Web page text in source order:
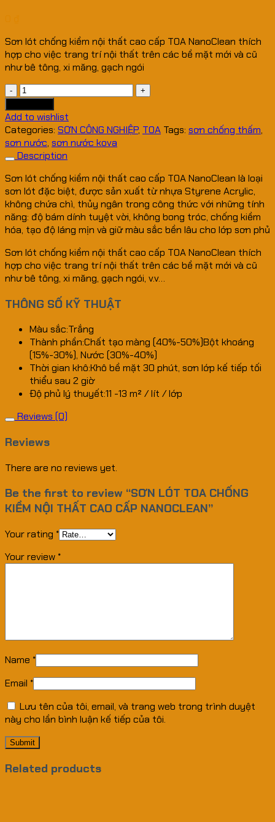
Sơn lót chống kiềm nội thất cao cấp TOA NanoClean thích
hợp cho việc trang trí nội thất trên các bề mặt mới và cũ
như bê tông, xi măng, gạch ngói
SƠN
LÓT
TOA
CHỐNG
KIỀM
NỘI
CAO
CẤP
NANOCLEAN
quantity
Add to wishlist
Categories: SƠN CÔNG NGHIỆP, TOA Tags: sơn chống thấm,
sơn nước, sơn nước kova
Description
Sơn lót chống kiềm nội thất cao cấp TOA NanoClean là loại
sơn lót đặc biệt, được sản xuất từ nhựa Styrene Acrylic,
không chứa chì, thủy ngân trong công thức với những tính
năng: độ bám dính tuyệt vời, không bong tróc, chống kiềm
hóa, tạo độ láng mịn và giữ màu sắc bền lâu cho lớp sơn phủ
Sơn lót chống kiềm nội thất cao cấp TOA NanoClean thích
hợp cho việc trang trí nội thất trên các bề mặt mới và cũ
như bê tông, xi măng, gạch ngói, v.v…
THÔNG SỐ KỸ THUẬT
Màu sắc:Trắng
Thành phần:Chất tạo màng (40%-50%)Bột khoáng
(15%-30%), Nước (30%-40%)
Thời gian khô:Khô bề mặt 30 phút, sơn lớp kế tiếp tối
thiểu sau 2 giờ
Độ phủ lý thuyết:11 -13 m² / lít / lớp
Reviews (0)
Reviews
There are no reviews yet.
Be the first to review “SƠN LÓT TOA CHỐNG
KIỀM NỘI THẤT CAO CẤP NANOCLEAN”
Your rating *
Your review *
Name *
Email *
Lưu tên của tôi, email, và trang web trong trình duyệt
này cho lần bình luận kế tiếp của tôi.
Related products